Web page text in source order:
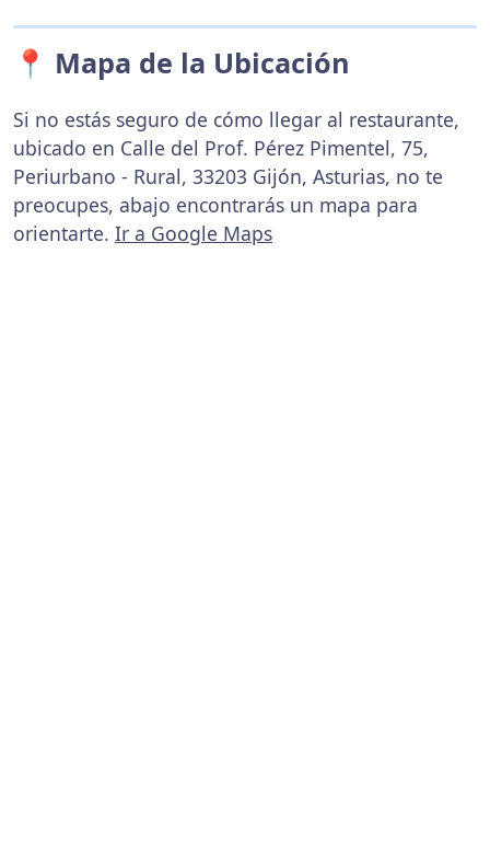
📍 Mapa de la Ubicación
Si no estás seguro de cómo llegar al restaurante,
ubicado en Calle del Prof. Pérez Pimentel, 75,
Periurbano - Rural, 33203 Gijón, Asturias, no te
preocupes, abajo encontrarás un mapa para
orientarte. Ir a Google Maps